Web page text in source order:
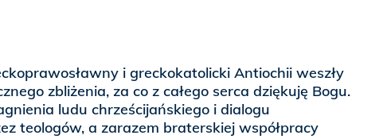
i greckokatolicki Antiochii weszły
zbliżenia, za co z całego serca dziękuję Bogu.
ludu chrześcijańskiego i dialogu
teologów, a zarazem braterskiej współpracy